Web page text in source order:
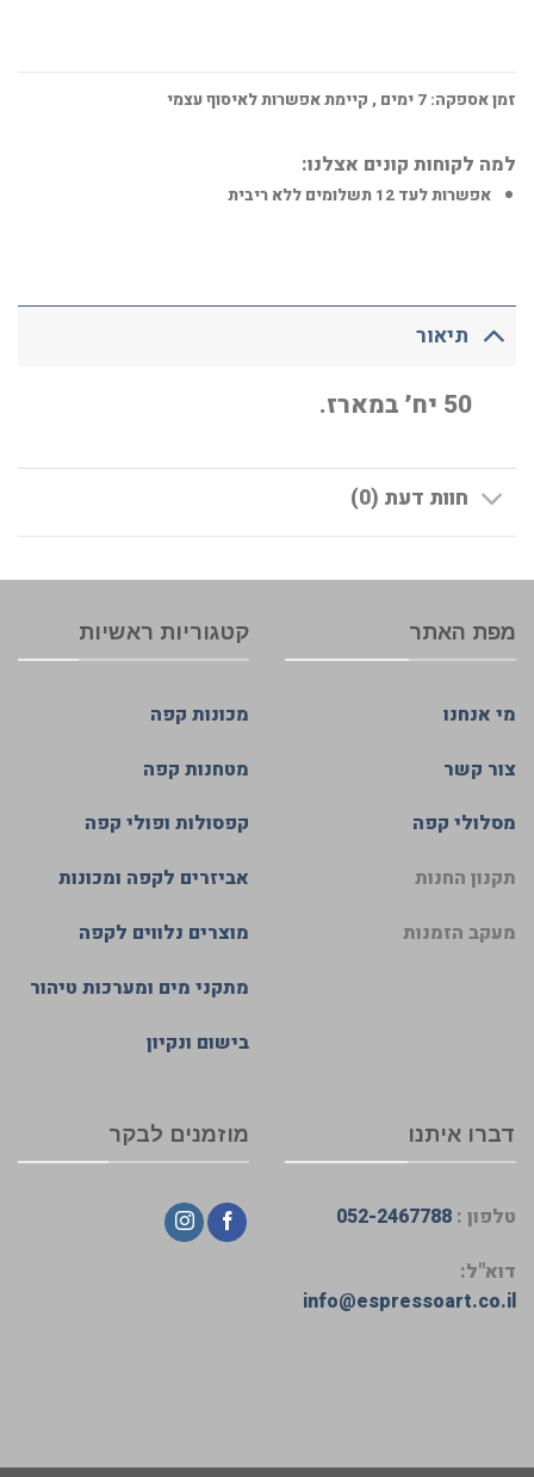
זמן אספקה: 7 ימים , קיימת אפשרות לאיסוף עצמי
למה לקוחות קונים אצלנו:
אפשרות לעד 12 תשלומים ללא ריבית
תיאור
50 יח׳ במארז.
חוות דעת (0)
מפת האתר
מי אנחנו
צור קשר
מסלולי קפה
תקנון החנות
מעקב הזמנות
קטגוריות ראשיות
מכונות קפה
מטחנות קפה
קפסולות ופולי קפה
אביזרים לקפה ומכונות
מוצרים נלווים לקפה
מתקני מים ומערכות טיהור
בישום ונקיון
דברו איתנו
טלפון : 052-2467788
דוא"ל:
info@espressoart.co.il
מוזמנים לבקר